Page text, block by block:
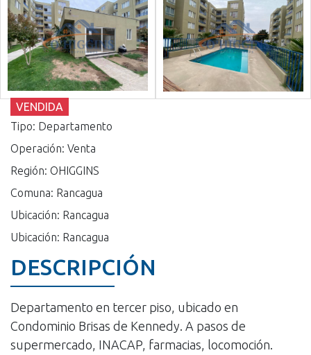
VENDIDA
Tipo: Departamento
Operación: Venta
Región: OHIGGINS
Comuna: Rancagua
Ubicación: Rancagua
Ubicación: Rancagua
DESCRIPCIÓN
Departamento en tercer piso, ubicado en
Condominio Brisas de Kennedy. A pasos de
supermercado, INACAP, farmacias, locomoción.